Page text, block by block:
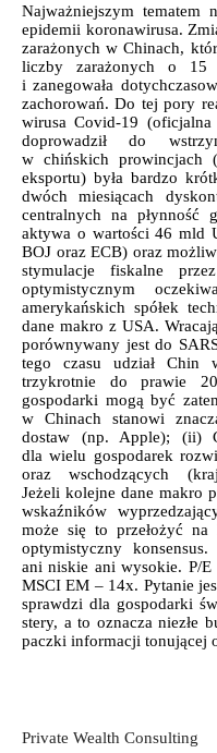
Najważniejszym tematem
epidemii koronawirusa.
zarażonych w Chinach,
liczby zarażonych o 15
i zanegowała
zachorowań. Do tej pory
wirusa Covid-19
doprowadził do
w chińskich prowincjach
eksportu) była bardzo
dwóch miesiącach
centralnych na płynność
aktywa o wartości 46 mld
BOJ oraz ECB) oraz
stymulacje fiskalne
optymistycznym
amerykańskich spółek
dane makro z USA.
porównywany jest do
tego czasu udział Chin
trzykrotnie do prawie
gospodarki mogą być
w Chinach stanowi
dostaw (np. Apple); (ii)
dla wielu gospodarek
oraz wschodzących
Jeżeli kolejne dane makro
wskaźników
może się to przełożyć na
optymistyczny konsensus.
ani niskie ani wysokie. P/
MSCI EM – 14x. Pytanie
sprawdzi dla gospodarki
stery, a to oznacza niezłe
paczki informacji tonującej
Private Wealth Consulting